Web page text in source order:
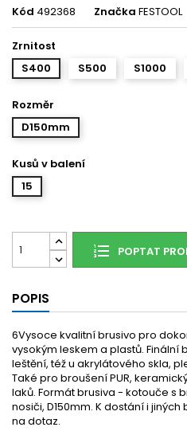
Kód 492368 Značka FESTOOL
Zrnitost
S400
S500 S1000
Rozměr
D150mm
Kusů v balení
15
POPTAT
POPIS
6Vysoce kvalitní brusivo pro
vysokým leskem a plastů.
leštění, též u akrylátového skla,
Také pro broušení PUR,
laků. Formát brusiva - kotouče s
nosiči, D150mm. K dostání i
na dotaz.